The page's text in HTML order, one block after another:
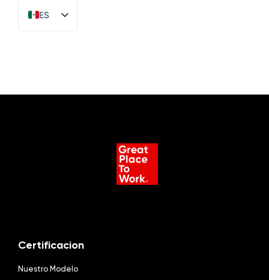
ES
EN
Certificacion
Nuestro Modelo